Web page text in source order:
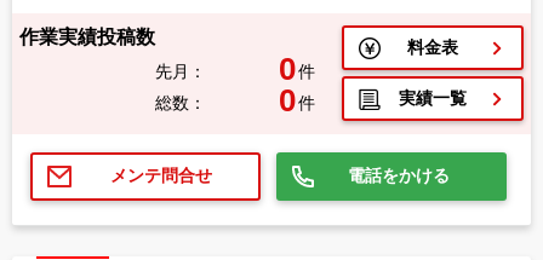
作業実績投稿数
先月： 0件
総数：
0件
料金表
実績一覧
メンテ問合せ 電話をかける